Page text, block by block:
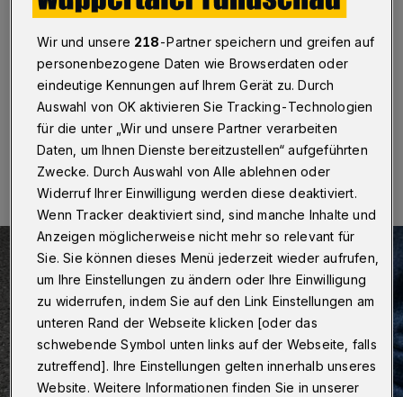
bewerben. Die gewerkschaftsnahe Hans-Böckler-
Stiftung unterstützt mit dem Projekt „Talente in der
Beruflichen Bildung“ (TiBB) junge Menschen, die in der
Ausbildung hervorstechen.
06.08.2025 , 07:30 Uhr Eine Minute Lesezeit
Wir und unsere 218-Partner speichern und greifen auf
personenbezogene Daten wie Browserdaten oder
eindeutige Kennungen auf Ihrem Gerät zu. Durch
Auswahl von OK aktivieren Sie Tracking-Technologien
für die unter „Wir und unsere Partner verarbeiten
Daten, um Ihnen Dienste bereitzustellen“ aufgeführten
Zwecke. Durch Auswahl von Alle ablehnen oder
Widerruf Ihrer Einwilligung werden diese deaktiviert.
Wenn Tracker deaktiviert sind, sind manche Inhalte und
Anzeigen möglicherweise nicht mehr so relevant für
Sie. Sie können dieses Menü jederzeit wieder aufrufen,
um Ihre Einstellungen zu ändern oder Ihre Einwilligung
zu widerrufen, indem Sie auf den Link Einstellungen am
unteren Rand der Webseite klicken [oder das
schwebende Symbol unten links auf der Webseite, falls
zutreffend]. Ihre Einstellungen gelten innerhalb unseres
Website. Weitere Informationen finden Sie in unserer